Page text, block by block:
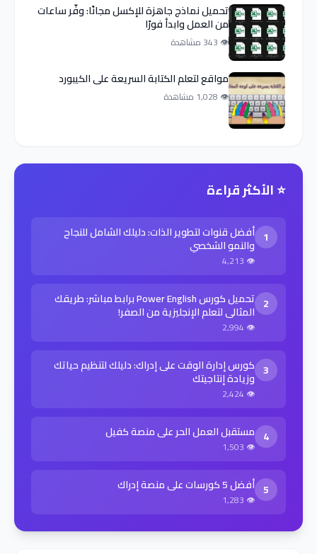
تحميل نماذج جاهزة للإكسل مجانًا: وفّر ساعات
من العمل وابدأ فورًا
👁 343 مشاهدة
مواقع لتعلم الكتابة السريعة على الكيبورد
👁 1,028 مشاهدة
⭐ الأكثر قراءة
1 أفضل قنوات لتطوير الذات: دليلك الشامل للنجاح
والنمو الشخصي
👁 4,213
2 تحميل كورس Power English برابط مباشر: طريقك
المثالي لتعلم الإنجليزية من الصفر!
👁 2,994
3 كورس إدارة الوقت على إدراك: دليلك لتنظيم حياتك
وزيادة إنتاجيتك
👁 2,424
4 مستقبل العمل الحر على منصة كفيل
👁 1,503
5 أفضل 5 كورسات على منصة إدراك
👁 1,283